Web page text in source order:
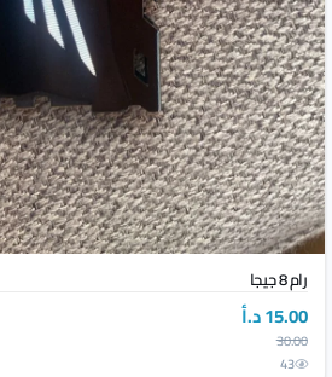
رام 8 جيجا
15.00 د.أ
30.00
43